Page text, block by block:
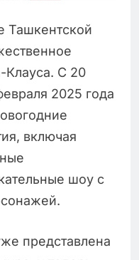
Ташкентской
Клауса. С 20
2025 года
включая
шоу с
представлена